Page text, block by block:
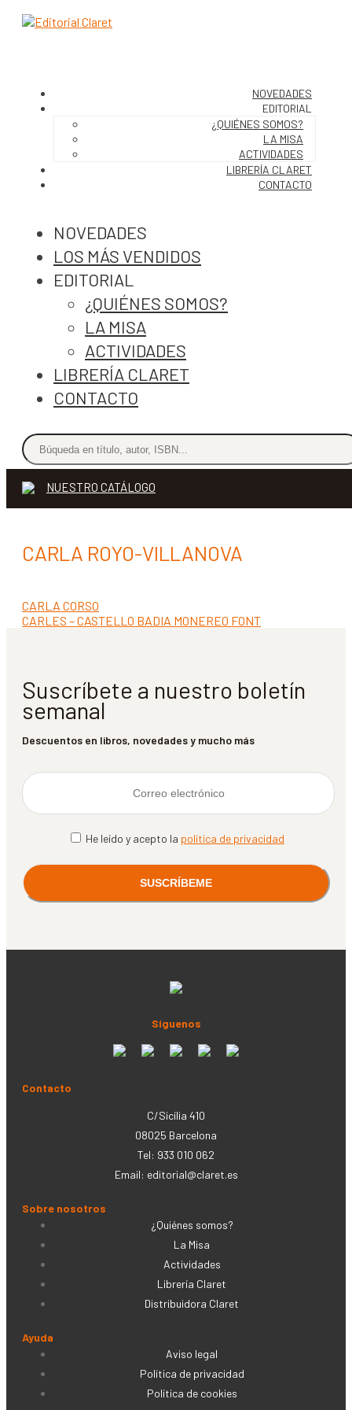
NOVEDADES
EDITORIAL
¿QUIÉNES SOMOS?
LA MISA
ACTIVIDADES
LIBRERÍA CLARET
CONTACTO
NOVEDADES
LOS MÁS VENDIDOS
EDITORIAL
¿QUIÉNES SOMOS?
LA MISA
ACTIVIDADES
LIBRERÍA CLARET
CONTACTO
NUESTRO CATÁLOGO
CARLA ROYO-VILLANOVA
Navegación
de
Anterior:
CARLA CORSO
Siguiente:
CARLES – CASTELLO BADIA MONEREO FONT
Suscríbete a nuestro boletín
semanal
Descuentos en libros, novedades y mucho más
He leído y acepto la política de privacidad
Síguenos
Contacto
C/Sicília 410
08025 Barcelona
Tel: 933 010 062
Email: editorial@claret.es
Sobre nosotros
¿Quiénes somos?
La Misa
Actividades
Librería Claret
Distribuidora Claret
Ayuda
Aviso legal
Política de privacidad
Política de cookies